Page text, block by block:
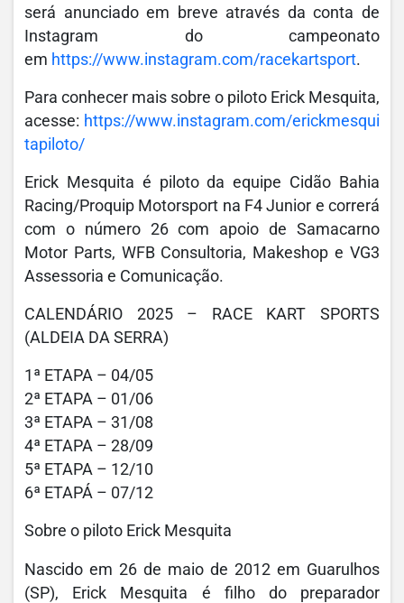
será anunciado em breve através da conta de
Instagram do campeonato
em https://www.instagram.com/racekartsport.
Para conhecer mais sobre o piloto Erick Mesquita,
acesse: https://www.instagram.com/erickmesqui
tapiloto/
Erick Mesquita é piloto da equipe Cidão Bahia
Racing/Proquip Motorsport na F4 Junior e correrá
com o número 26 com apoio de Samacarno
Motor Parts, WFB Consultoria, Makeshop e VG3
Assessoria e Comunicação.
CALENDÁRIO 2025 – RACE KART SPORTS
(ALDEIA DA SERRA)
1ª ETAPA – 04/05
2ª ETAPA – 01/06
3ª ETAPA – 31/08
4ª ETAPA – 28/09
5ª ETAPA – 12/10
6ª ETAPÁ – 07/12
Sobre o piloto Erick Mesquita
Nascido em 26 de maio de 2012 em Guarulhos
(SP), Erick Mesquita é filho do preparador